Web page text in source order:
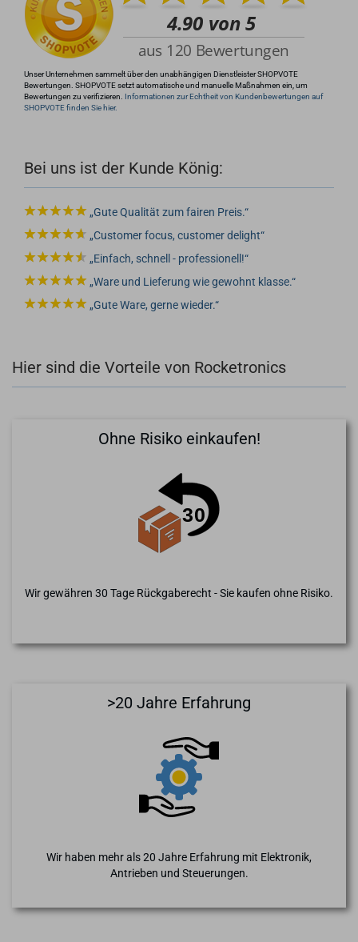
Unser Unternehmen sammelt über den unabhängigen Dienstleister SHOPVOTE
Bewertungen. SHOPVOTE setzt automatische und manuelle Maßnahmen ein, um
Bewertungen zu verifizieren. Informationen zur Echtheit von Kundenbewertungen auf
SHOPVOTE finden Sie hier.
Bei uns ist der Kunde König:
Gute Qualität zum fairen Preis.
Customer focus, customer delight
Einfach, schnell - professionell!
Ware und Lieferung wie gewohnt klasse.
Gute Ware, gerne wieder.
Hier sind die Vorteile von Rocketronics
Ohne Risiko einkaufen!
Wir gewähren 30 Tage Rückgaberecht - Sie kaufen ohne Risiko.
>20 Jahre Erfahrung
Wir haben mehr als 20 Jahre Erfahrung mit Elektronik,
Antrieben und Steuerungen.